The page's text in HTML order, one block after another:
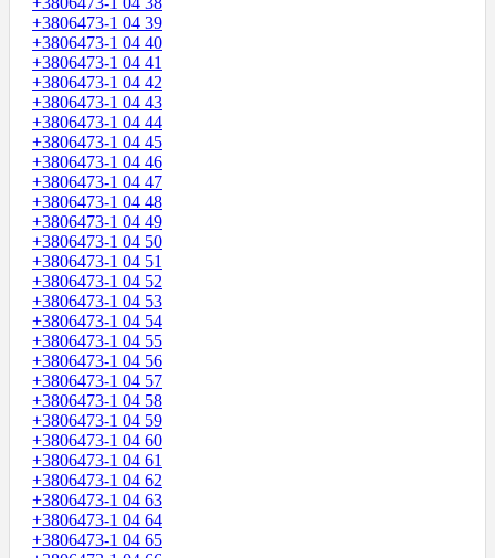
+3806473-1 04 39
+3806473-1 04 40
+3806473-1 04 41
+3806473-1 04 42
+3806473-1 04 43
+3806473-1 04 44
+3806473-1 04 45
+3806473-1 04 46
+3806473-1 04 47
+3806473-1 04 48
+3806473-1 04 49
+3806473-1 04 50
+3806473-1 04 51
+3806473-1 04 52
+3806473-1 04 53
+3806473-1 04 54
+3806473-1 04 55
+3806473-1 04 56
+3806473-1 04 57
+3806473-1 04 58
+3806473-1 04 59
+3806473-1 04 60
+3806473-1 04 61
+3806473-1 04 62
+3806473-1 04 63
+3806473-1 04 64
+3806473-1 04 65